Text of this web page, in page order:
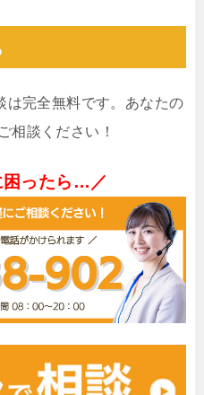
は完全無料です。あなたの
相談ください！
困ったら…／